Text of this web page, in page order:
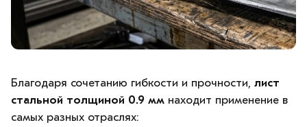
Благодаря сочетанию гибкости и прочности, лист
стальной толщиной 0.9 мм находит применение в
самых разных отраслях: